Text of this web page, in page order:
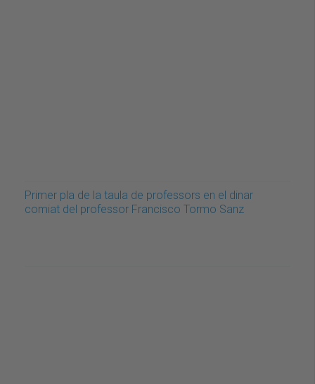
Primer pla de la taula de professors en el dinar
comiat del professor Francisco Tormo Sanz